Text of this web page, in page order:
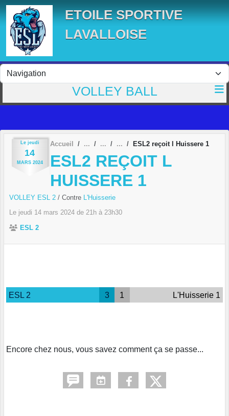
ETOILE SPORTIVE
LAVALLOISE
VOLLEY BALL
Le jeudi
14
MARS 2024
Accueil ESL2 reçoit l Huissere 1
ESL2 REÇOIT L
HUISSERE 1
VOLLEY ESL 2 / Contre L'Huisserie
Le jeudi 14 mars 2024 de 21h à 23h30
ESL 2
ESL 2 3 1 L'Huisserie 1
Encore chez nous, vous savez comment ça se passe...
Panneau de gestion des cookies